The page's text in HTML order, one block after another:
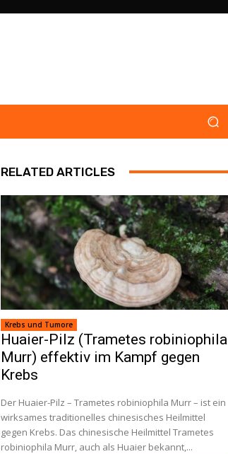
RELATED ARTICLES
Krebs und Tumore
Huaier-Pilz (Trametes robiniophila
Murr) effektiv im Kampf gegen
Krebs
Der Huaier-Pilz – Trametes robiniophila Murr – ist ein
wirksames traditionelles chinesisches Heilmittel
gegen Krebs. Das chinesische Heilmittel Trametes
robiniophila Murr, auch als Huaier bekannt,...